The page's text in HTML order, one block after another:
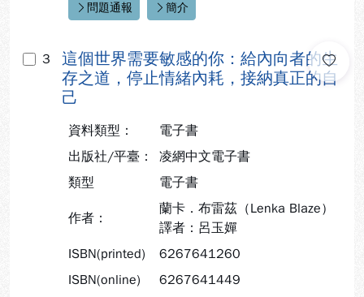
快速連結：
問題通報 簡介
3
這個世界需要敏感的你：給內向者的生
存之道，停止情緒內耗，接納真正的自
己
資料類型：
電子書
出版社/平臺：
凌網中文電子書
類型
電子書
作者：
蘭卡．布雷茲（Lenka Blaze）
譯者：呂玉嬋
ISBN(printed)
6267641260
ISBN(online)
6267641449